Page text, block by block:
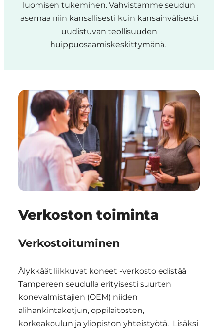
luomisen tukeminen. Vahvistamme seudun
asemaa niin kansallisesti kuin kansainvälisesti
uudistuvan teollisuuden
huippuosaamiskeskittymänä.
Verkoston toiminta
Verkostoituminen
Älykkäät liikkuvat koneet -verkosto edistää
Tampereen seudulla erityisesti suurten
konevalmistajien (OEM) niiden
alihankintaketjun, oppilaitosten,
korkeakoulun ja yliopiston yhteistyötä. Lisäksi